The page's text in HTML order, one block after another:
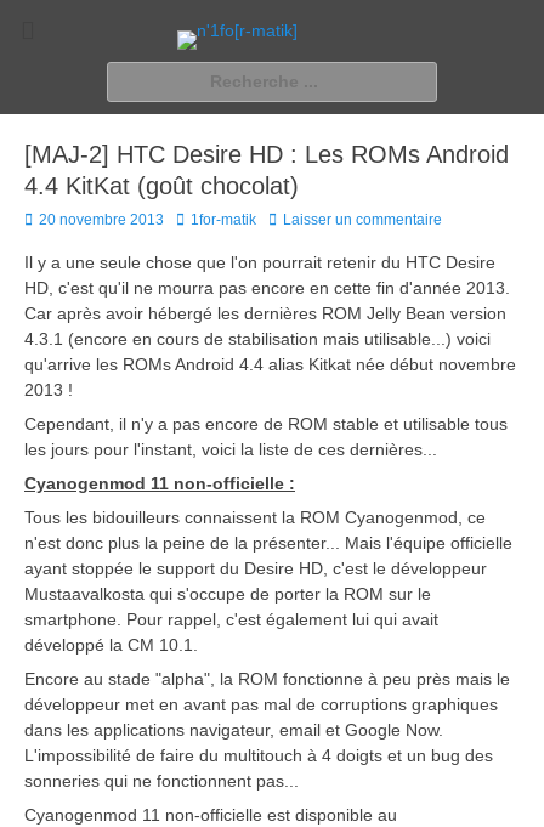
n'1fo[r-matik]
Pour les nymphos d'infos en info…
[MAJ-2] HTC Desire HD : Les ROMs Android
4.4 KitKat (goût chocolat)
Posted
20 novembre 2013 Author
1for-matik Laisser un commentaire
Il y a une seule chose que l'on pourrait retenir du HTC Desire
HD, c'est qu'il ne mourra pas encore en cette fin d'année 2013.
Car après avoir hébergé les dernières ROM Jelly Bean version
4.3.1 (encore en cours de stabilisation mais utilisable...) voici
qu'arrive les ROMs Android 4.4 alias Kitkat née début novembre
2013 !
Cependant, il n'y a pas encore de ROM stable et utilisable tous
les jours pour l'instant, voici la liste de ces dernières...
Cyanogenmod 11 non-officielle :
Tous les bidouilleurs connaissent la ROM Cyanogenmod, ce
n'est donc plus la peine de la présenter... Mais l'équipe officielle
ayant stoppée le support du Desire HD, c'est le développeur
Mustaavalkosta qui s'occupe de porter la ROM sur le
smartphone. Pour rappel, c'est également lui qui avait
développé la CM 10.1.
Encore au stade "alpha", la ROM fonctionne à peu près mais le
développeur met en avant pas mal de corruptions graphiques
dans les applications navigateur, email et Google Now.
L'impossibilité de faire du multitouch à 4 doigts et un bug des
sonneries qui ne fonctionnent pas...
Cyanogenmod 11 non-officielle est disponible au